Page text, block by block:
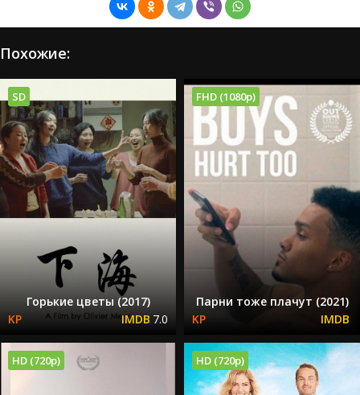
Похожие:
SD
Горькие цветы (2017)
7.0
FHD (1080p)
Парни тоже плачут (2021)
HD (720p) HD (720p)